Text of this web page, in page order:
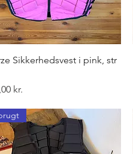
Hurtigvisning
Sikkerhedsvest i pink, str
kr.